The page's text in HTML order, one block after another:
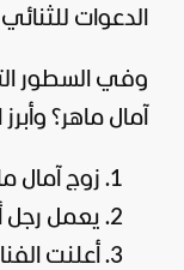
الدعوات
وفي السطور
آمال ماهر؟
زوج آمال
يعمل رجل
أعلنت